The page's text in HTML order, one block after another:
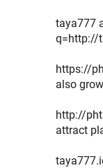
taya777
q=http://
https://
also
http://
attract